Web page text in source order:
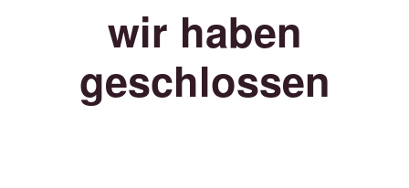
wir haben
geschlossen